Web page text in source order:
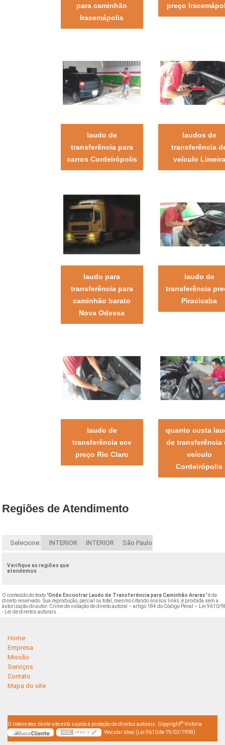
para caminhão
Iracemápolis
preço
laudo de
transferência para
carros Cordeirópolis
laudos de
transferência
veículo Limeira
laudo para
transferência para
caminhão barato
Nova Odessa
laudo de
transferência
Piracicaba
laudo de
transferência ecv
preço Rio Claro
quanto custa
de transferência
veículo
Cordeirópolis
Regiões de Atendimento
Selecione: INTERIOR INTERIOR São Paulo
Verifique as regiões que
atendemos
O conteúdo do texto "Onde Encontrar Laudo de Transferência para Caminhão Araras" é de
direito reservado. Sua reprodução, parcial ou total, mesmo citando nossos links, é proibida sem a
autorização do autor. Crime de violação de direito autoral – artigo 184 do Código Penal –
Lei 9610/
- Lei de direitos autorais
Home
Empresa
Missão
Serviços
Contato
Mapa do site
O inteiro teor deste site está sujeito à proteção de direitos autorais. Copyright© Vistoria
Veicular Ideal (Lei 9610 de 19/02/1998)